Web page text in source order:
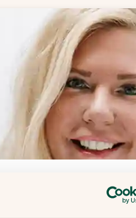
söker hjälp mot
är psykolog på